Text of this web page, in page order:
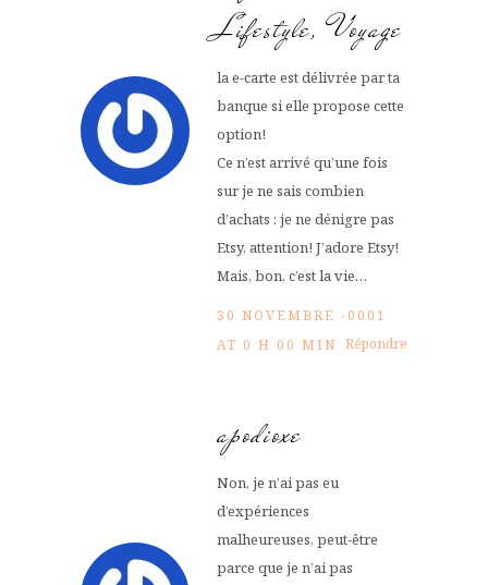
Lifestyle, Voyage
la e-carte est délivrée par ta
banque si elle propose cette
option!
Ce n’est arrivé qu’une fois
sur je ne sais combien
d’achats : je ne dénigre pas
Etsy, attention! J’adore Etsy!
Mais, bon, c’est la vie…
30 NOVEMBRE -0001
AT 0 H 00 MIN Répondre
apodioxe
Non, je n’ai pas eu
d’expériences
malheureuses, peut-être
parce que je n’ai pas